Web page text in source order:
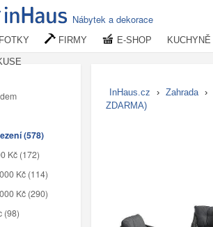
Nábytek a dekorace
FOTKY FIRMY E-SHOP KUCHYNĚ
(578)
Kč (172)
Kč (114)
Kč (290)
(98)
InHaus.cz › Zahrada ›
ZDARMA)